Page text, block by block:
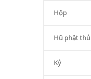
Hộp
Hũ phật thủ
Kỷ